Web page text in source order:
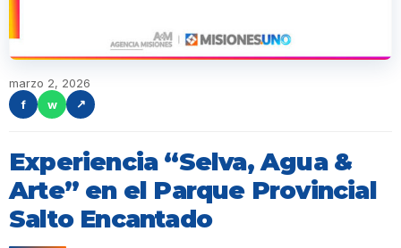
marzo 2, 2026
f
w ↗
Experiencia “Selva, Agua &
Arte” en el Parque Provincial
Salto Encantado